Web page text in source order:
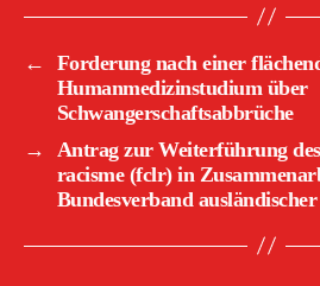
←
Forderung nach einer
Humanmedizinstudium über
Schwangerschaftsabbrüche
→
Antrag zur Weiterführung
racisme (fclr) in
Bundesverband